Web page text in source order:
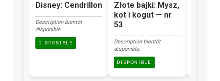
Disney: Cendrillon
Description bientôt
disponible.
DISPONIBLE
Złote bajki: Mysz,
kot i kogut — nr
53
Description bientôt
disponible.
DISPONIBLE